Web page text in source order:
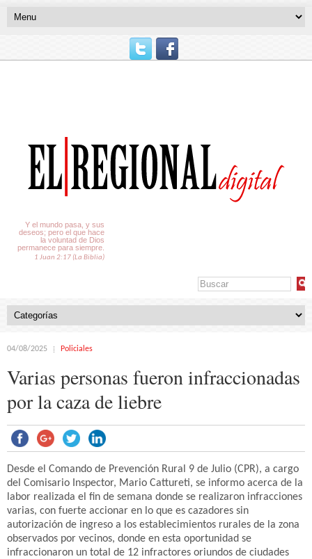
Y el mundo pasa, y sus
deseos; pero el que hace
la voluntad de Dios
permanece para siempre.
1 Juan 2:17 (La Biblia)
04/08/2025 Policiales
Varias personas fueron infraccionadas
por la caza de liebre
Desde el Comando de Prevención Rural 9 de Julio (CPR), a cargo
del Comisario Inspector, Mario Cattureti, se informo acerca de la
labor realizada el fin de semana donde se realizaron infracciones
varias, con fuerte accionar en lo que es cazadores sin
autorización de ingreso a los establecimientos rurales de la zona
observados por vecinos, donde en esta oportunidad se
infraccionaron un total de 12 infractores oriundos de ciudades